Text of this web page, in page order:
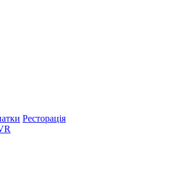
Ресторація